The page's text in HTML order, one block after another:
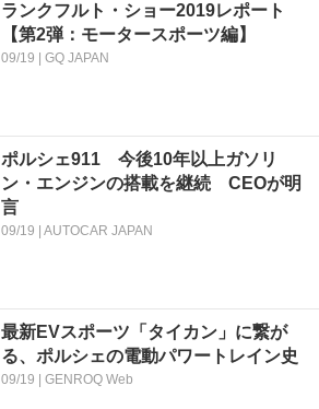
ランクフルト・ショー2019レポート
【第2弾：モータースポーツ編】
09/19 | GQ JAPAN
ポルシェ911 今後10年以上ガソリ
ン・エンジンの搭載を継続 CEOが明
言
09/19 | AUTOCAR JAPAN
最新EVスポーツ「タイカン」に繋が
る、ポルシェの電動パワートレイン史
09/19 | GENROQ Web